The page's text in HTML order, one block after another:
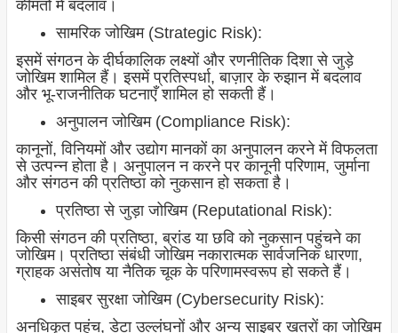
कीमतों में बदलाव।
सामरिक जोखिम (Strategic Risk):
इसमें संगठन के दीर्घकालिक लक्ष्यों और रणनीतिक दिशा से जुड़े
जोखिम शामिल हैं। इसमें प्रतिस्पर्धा, बाज़ार के रुझान में बदलाव
और भू-राजनीतिक घटनाएँ शामिल हो सकती हैं।
अनुपालन जोखिम (Compliance Risk):
कानूनों, विनियमों और उद्योग मानकों का अनुपालन करने में विफलता
से उत्पन्न होता है। अनुपालन न करने पर कानूनी परिणाम, जुर्माना
और संगठन की प्रतिष्ठा को नुकसान हो सकता है।
प्रतिष्ठा से जुड़ा जोखिम (Reputational Risk):
किसी संगठन की प्रतिष्ठा, ब्रांड या छवि को नुकसान पहुंचने का
जोखिम। प्रतिष्ठा संबंधी जोखिम नकारात्मक सार्वजनिक धारणा,
ग्राहक असंतोष या नैतिक चूक के परिणामस्वरूप हो सकते हैं।
साइबर सुरक्षा जोखिम (Cybersecurity Risk):
अनधिकृत पहुंच, डेटा उल्लंघनों और अन्य साइबर खतरों का जोखिम